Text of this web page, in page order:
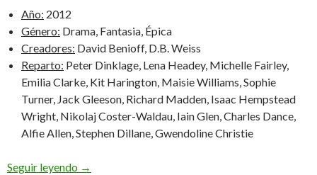
Año: 2012
Género: Drama, Fantasia, Épica
Creadores: David Benioff, D.B. Weiss
Reparto: Peter Dinklage, Lena Headey, Michelle Fairley,
Emilia Clarke, Kit Harington, Maisie Williams, Sophie
Turner, Jack Gleeson, Richard Madden, Isaac Hempstead
Wright, Nikolaj Coster-Waldau, Iain Glen, Charles Dance,
Alfie Allen, Stephen Dillane, Gwendoline Christie
Seguir leyendo Game of Thrones: Segunda Temporada
→